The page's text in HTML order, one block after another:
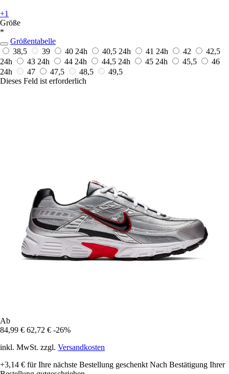
+1
Größe
*
Größentabelle
38,5
39 40 24h 40,5 24h 41 24h 42
42,5
24h
43 24h 44 24h 44,5 24h 45 24h 45,5
46
24h
47 47,5 48,5
49,5
Dieses Feld ist erforderlich
Ab
84,99 € 62,72 € -26%
inkl. MwSt. zzgl. Versandkosten
+3,14 € für Ihre nächste Bestellung geschenkt Nach Bestätigung Ihrer